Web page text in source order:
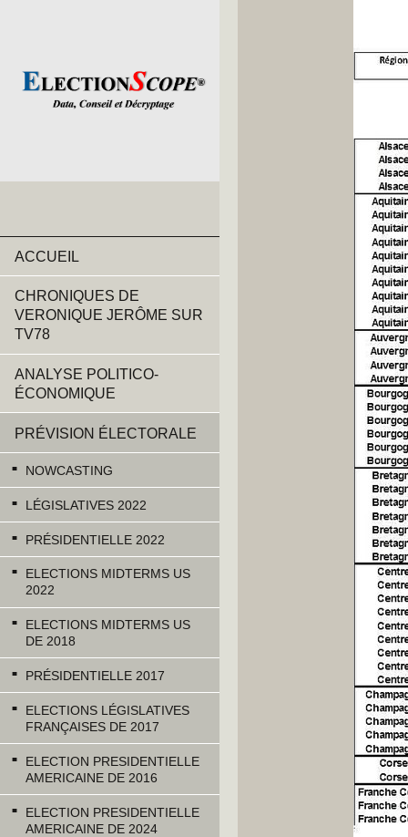
ACCUEIL
CHRONIQUES DE
VERONIQUE JERÔME SUR
TV78
ANALYSE POLITICO-
ÉCONOMIQUE
PRÉVISION ÉLECTORALE
NOWCASTING
LÉGISLATIVES 2022
PRÉSIDENTIELLE 2022
ELECTIONS MIDTERMS US
2022
ELECTIONS MIDTERMS US
DE 2018
PRÉSIDENTIELLE 2017
ELECTIONS LÉGISLATIVES
FRANÇAISES DE 2017
ELECTION PRESIDENTIELLE
AMERICAINE DE 2016
ELECTION PRESIDENTIELLE
AMERICAINE DE 2024